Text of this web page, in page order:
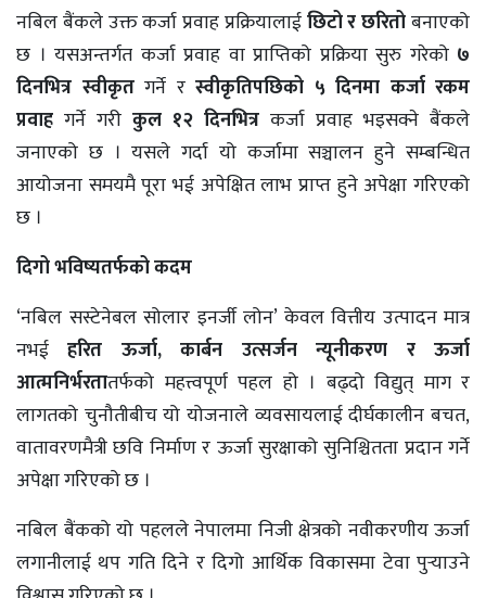
नबिल बैंकले उक्त कर्जा प्रवाह प्रक्रियालाईछिटो रछरितोबनाएको
छ । यसअन्तर्गत कर्जा प्रवाह वा प्राप्तिको प्रक्रिया सुरु गरेको ७
दिनभित्र स्वीकृत गर्ने र स्वीकृतिपछिको ५ दिनमा कर्जा रकम
प्रवाह गर्ने गरी कुल १२ दिनभित्र कर्जा प्रवाह भइसक्ने बैंकले
जनाएको छ । यसले गर्दा यो कर्जामा सञ्चालन हुने सम्बन्धित
आयोजना समयमै पूरा भई अपेक्षित लाभ प्राप्त हुने अपेक्षा गरिएको
छ ।
दिगो भविष्यतर्फको कदम
‘नबिल सस्टेनेबल सोलार इनर्जी लोन’ केवल वित्तीय उत्पादन मात्र
नभईहरित ऊर्जा, कार्बन उत्सर्जन न्यूनीकरण र ऊर्जा
आत्मनिर्भरतातर्फको महत्त्वपूर्ण पहल हो । बढ्दो विद्युत् माग र
लागतको चुनौतीबीच यो योजनाले व्यवसायलाई दीर्घकालीन बचत,
वातावरणमैत्री छवि निर्माण र ऊर्जा सुरक्षाको सुनिश्चितता प्रदान गर्ने
अपेक्षा गरिएको छ ।
नबिल बैंकको यो पहलले नेपालमा निजी क्षेत्रको नवीकरणीय ऊर्जा
लगानीलाई थप गति दिने र दिगो आर्थिक विकासमा टेवा पुर्‍याउने